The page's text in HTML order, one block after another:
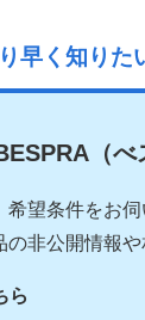
早く知り
（べ
望条件をお
非公開情報
ら